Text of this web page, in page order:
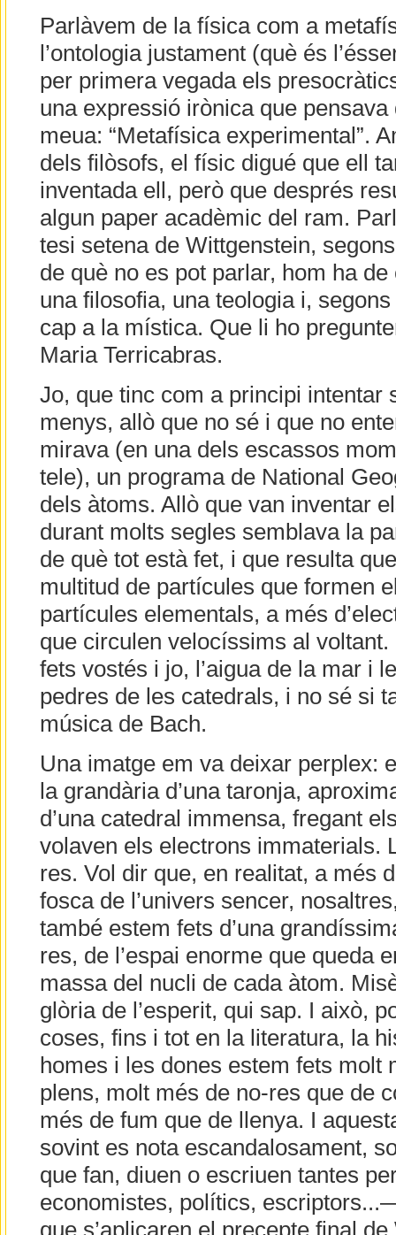
Parlàvem de la física com a
l’ontologia justament (què és
per primera vegada els
una expressió irònica que
meua: “Metafísica experimental”.
dels filòsofs, el físic digué que ell
inventada ell, però que després
algun paper acadèmic del ram.
tesi setena de Wittgenstein,
de què no es pot parlar, hom ha de
una filosofia, una teologia i,
cap a la mística. Que li ho
Maria Terricabras.
Jo, que tinc com a principi intentar
menys, allò que no sé i que no
mirava (en una dels escassos
tele), un programa de National
dels àtoms. Allò que van inventar
durant molts segles semblava la
de què tot està fet, i que resulta
multitud de partícules que formen
partícules elementals, a més
que circulen velocíssims al voltant.
fets vostés i jo, l’aigua de la mar i
pedres de les catedrals, i no sé si
música de Bach.
Una imatge em va deixar perplex:
la grandària d’una taronja,
d’una catedral immensa, fregant
volaven els electrons immaterials.
res. Vol dir que, en realitat, a més
fosca de l’univers sencer,
també estem fets d’una
res, de l’espai enorme que queda
massa del nucli de cada àtom.
glòria de l’esperit, qui sap. I això,
coses, fins i tot en la literatura, la
homes i les dones estem fets molt
plens, molt més de no-res que de
més de fum que de llenya. I
sovint es nota escandalosament,
que fan, diuen o escriuen tantes
economistes, polítics,
que s’aplicaren el precepte final